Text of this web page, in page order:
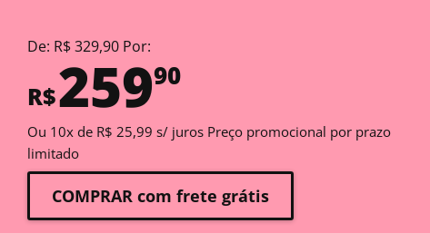
De: R$ 329,90 Por:
R$25990
Ou 10x de R$ 25,99 s/ juros Preço promocional por prazo
limitado
COMPRAR com frete grátis